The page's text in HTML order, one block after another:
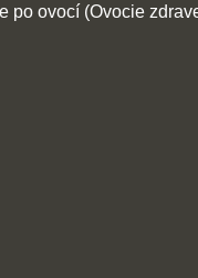
po ovocí (Ovocie